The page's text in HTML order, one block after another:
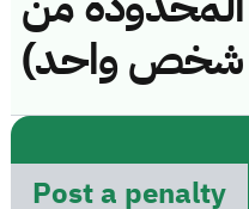
شخص واحد)
Post a penalty